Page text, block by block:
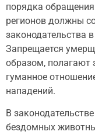
порядка
регионов должны
законодательства
Запрещается
образом, полагают
гуманное
нападений.
В
бездомных